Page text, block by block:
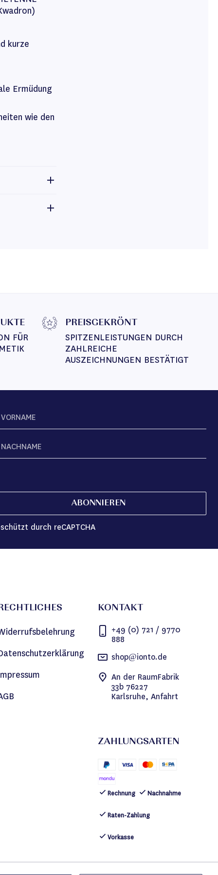
kurze
Ermüdung
wie den
FÜR
PREISGEKRÖNT
SPITZENLEISTUNGEN DURCH
ZAHLREICHE
AUSZEICHNUNGEN BESTÄTIGT
ABONNIEREN
durch reCAPTCHA
KONTAKT
+49 (0) 721 / 9770
888
shop@ionto.de
An der RaumFabrik
33b 76227
Karlsruhe, Anfahrt
ZAHLUNGSARTEN
Rechnung Nachnahme
Raten-Zahlung
Vorkasse